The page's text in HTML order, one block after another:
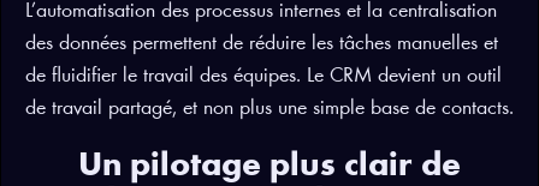
L’automatisation des processus internes et la centralisation
des données permettent de réduire les tâches manuelles et
de fluidifier le travail des équipes. Le CRM devient un outil
de travail partagé, et non plus une simple base de contacts.
Un pilotage plus clair de